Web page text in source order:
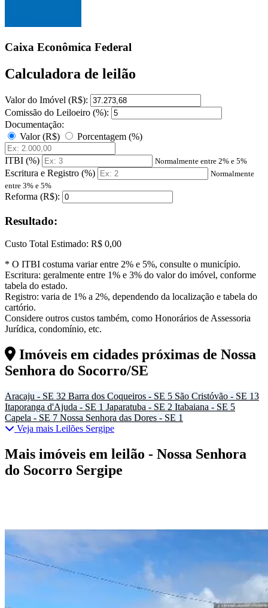
Caixa Econômica Federal
Calculadora de leilão
Valor do Imóvel (R$):
Comissão do Leiloeiro (%):
Documentação:
Valor (R$)
Porcentagem (%)
ITBI (%) Normalmente entre 2% e 5%
Escritura e Registro (%)
Normalmente
entre 3% e 5%
Reforma (R$):
Resultado:
Custo Total Estimado: R$ 0,00
* O ITBI costuma variar entre 2% e 5%, consulte o município.
Escritura: geralmente entre 1% e 3% do valor do imóvel, conforme
tabela do estado.
Registro: varia de 1% a 2%, dependendo da localização e tabela do
cartório.
Considere outros custos também, como Honorários de Assessoria
Jurídica, condomínio, etc.
Imóveis em cidades próximas de Nossa
Senhora do Socorro/SE
Aracaju - SE 32 Barra dos Coqueiros - SE 5 São Cristóvão - SE 13
Itaporanga d'Ajuda - SE 1 Japaratuba - SE 2 Itabaiana - SE 5
Capela - SE 7 Nossa Senhora das Dores - SE 1
Veja mais Leilões Sergipe
Mais imóveis em leilão - Nossa Senhora
do Socorro Sergipe